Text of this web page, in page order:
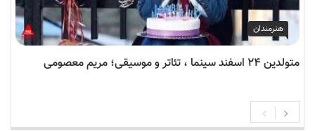
هنرمندان
متولدین ۲۴ اسفند سینما ، تئاتر و موسیقی؛ مریم معصومی